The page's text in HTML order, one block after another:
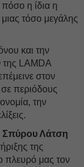
πόσο η ίδια η
τόσο μεγάλης
και την
της LAMDA
στον
περιόδους
την
Σπύρου Λάτση
της
πλευρό μας τον